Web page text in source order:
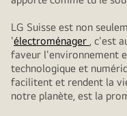
LG Suisse est non
'électroménager , c'est
faveur l'environnement
technologique et
facilitent et rendent la
notre planète, est la